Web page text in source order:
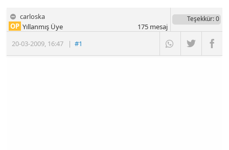
carloska
20-03-2009, 16:47 |#1
OP Yıllanmış Üye
Teşekkür: 0
175mesaj